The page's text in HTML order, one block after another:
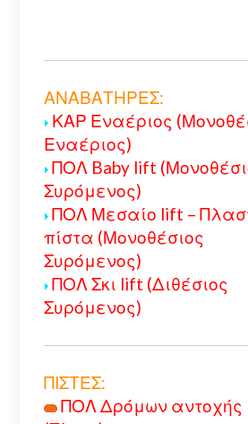
ΑΝΑΒΑΤΗΡΕΣ:
ΚΑΡ Εναέριος
Εναέριος)
ΠΟΛ Baby lift
Συρόμενος)
ΠΟΛ Μεσαίο lift –
πίστα (Μονοθέσιος
Συρόμενος)
ΠΟΛ Σκι lift (Διθέσιος
Συρόμενος)
ΠΙΣΤΕΣ:
ΠΟΛ Δρόμων αντοχής